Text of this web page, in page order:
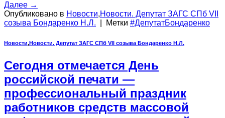
Далее →
Опубликовано в Новости,Новости. Депутат ЗАГС СПб VII
созыва Бондаренко Н.Л.
Метки #ДепутатБондаренко
Новости,Новости. Депутат ЗАГС СПб VII созыва Бондаренко Н.Л.
Сегодня отмечается День
российской печати —
профессиональный праздник
работников средств массовой